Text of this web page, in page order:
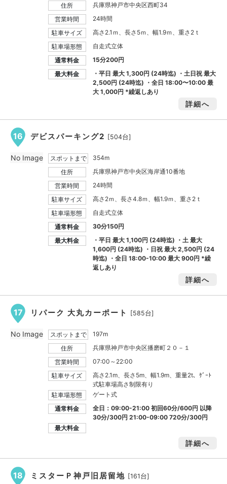
住所
兵庫県神戸市中央区西町34
営業時間
24時間
駐車サイズ
高さ2.1ｍ、長さ5ｍ、幅1.9ｍ、重さ2ｔ
駐車場形態
自走式立体
通常料金
15分200円
最大料金
・平日 最大1,300円 (24時迄) ・土日祝 最大
2,500円 (24時迄) ・全日 18:00〜10:00 最
大1,000円 *繰返しあり
詳細へ
16 デビスパーキング2 [504台]
スポットまで
354m
住所
兵庫県神戸市中央区海岸通10番地
営業時間
24時間
駐車サイズ
高さ2ｍ、長さ4.8ｍ、幅1.9ｍ、重さ2ｔ
駐車場形態
自走式立体
通常料金
30分150円
最大料金
・平日 最大1,100円 (24時迄) ・土 最大
1,600円 (24時迄) ・日祝 最大2,500円 (24
時迄) ・全日 18:00-10:00 最大900円 *繰
返しあり
詳細へ
No Image
17 リパーク 大丸カーポート [585台]
スポットまで
197m
住所
兵庫県神戸市中央区播磨町２０－１
営業時間
07:00～22:00
駐車サイズ
高さ2.1m、長さ5m、幅1.9m、重量2t、ｹﾞｰﾄ
式駐車場高さ制限有り
駐車場形態
ゲート式
通常料金
全日：09:00-21:00 初回60分/600円 以降
30分/300円 21:00-09:00 720分/300円
最大料金
詳細へ
No Image
18 ミスターＰ神戸旧居留地 [161台]